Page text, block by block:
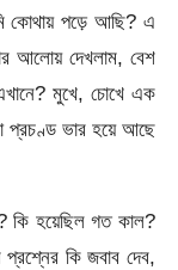
কোথায় পড়ে আছি? এ
আলোয় দেখলাম, বেশ
মুখে, চোখে এক
প্রচণ্ড ভার হয়ে আছে
কি হয়েছিল গত কাল?
কি জবাব দেব,